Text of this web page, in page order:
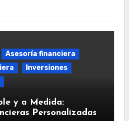
Asesoría financiera
Inversiones
y a Medida:
Personalizadas